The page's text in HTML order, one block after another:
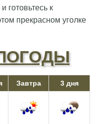
готовьтесь к
прекрасном уголке
Завтра 3 дня